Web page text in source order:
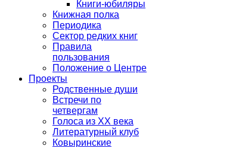
Книги-юбиляры
Книжная полка
Периодика
Сектор редких книг
Правила
пользования
Положение о Центре
Проекты
Родственные души
Встречи по
четвергам
Голоса из ХХ века
Литературный клуб
Ковыринские